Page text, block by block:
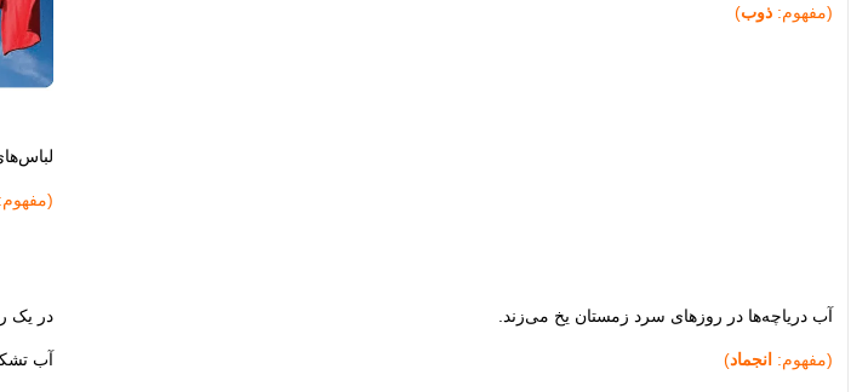
(مفهوم: ذوب)
(مفهوم:
آب دریاچه‌ها در روزهای سرد زمستان یخ می‌زند.
(مفهوم: انجماد)
در یک
آب